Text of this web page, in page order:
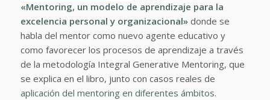
«Mentoring, un modelo de aprendizaje para la
excelencia personal y organizacional»donde se
habla del mentor como nuevo agente educativo y
como favorecer los procesos de aprendizaje a través
de la metodología Integral Generative Mentoring, que
se explica en el libro, junto con casos reales de
aplicación del mentoring en diferentes ámbitos.